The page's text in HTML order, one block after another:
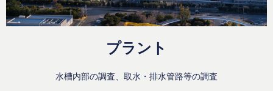
プラント
水槽内部の調査、取水・排水管路等の調査